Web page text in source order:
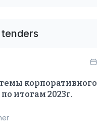
корпоративного
итогам 2023г.